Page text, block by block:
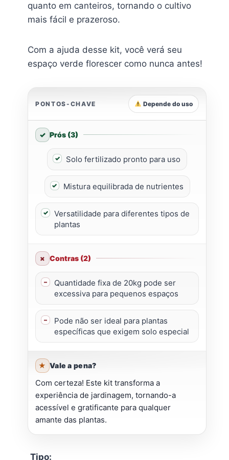
quanto em canteiros, tornando o cultivo
mais fácil e prazeroso.
Com a ajuda desse kit, você verá seu
espaço verde florescer como nunca antes!
PONTOS-CHAVE Depende do uso
Prós (3)
Solo fertilizado pronto para uso
Mistura equilibrada de nutrientes
Versatilidade para diferentes tipos de
plantas
Contras (2)
Quantidade fixa de 20kg pode ser
excessiva para pequenos espaços
Pode não ser ideal para plantas
específicas que exigem solo especial
Vale a pena?
Com certeza! Este kit transforma a
experiência de jardinagem, tornando-a
acessível e gratificante para qualquer
amante das plantas.
Tipo: